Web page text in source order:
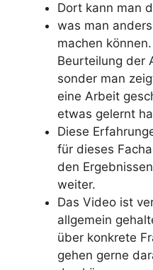
Dort kann man
was man
machen
Beurteilung der
sonder man
eine Arbeit
etwas gelernt
Diese
für dieses
den
weiter.
Das Video ist
allgemein
über konkrete
gehen gerne